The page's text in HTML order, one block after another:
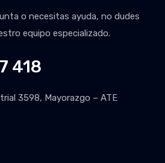
o necesitas ayuda, no dudes
equipo especializado.
418
3598, Mayorazgo – ATE